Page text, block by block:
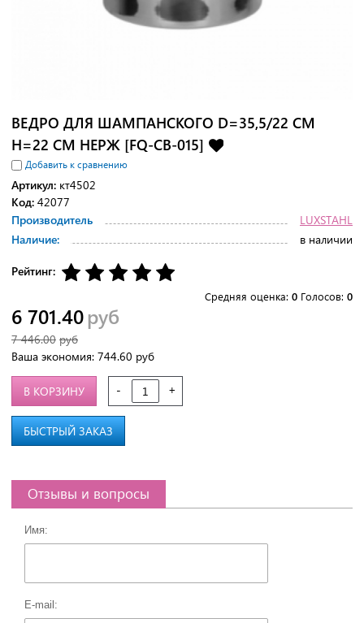
ВЕДРО ДЛЯ ШАМПАНСКОГО D=35,5/22 СМ
H=22 СМ НЕРЖ [FQ-CB-015]
Добавить к сравнению
Артикул: кт4502
Код: 42077
Производитель
LUXSTAHL
Наличие:
в наличии
Рейтинг:
Средняя оценка: 0 Голосов: 0
6 701.40руб
7 446.00 руб
Ваша экономия: 744.60 руб
- +
В КОРЗИНУ
БЫСТРЫЙ ЗАКАЗ
Отзывы и вопросы
Имя:
E-mail: